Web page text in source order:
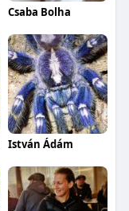
Csaba Bolha
István Ádám